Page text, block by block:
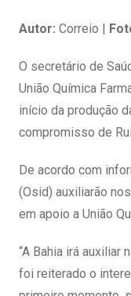
Autor: Correio |
O secretário de
União Química
início da produção
compromisso de
De acordo com
(Osid) auxiliarão
em apoio a União
“A Bahia irá
foi reiterado o